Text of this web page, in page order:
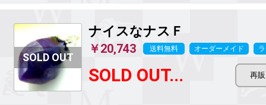
ナイスなナスＦ
￥20,743 送料無料 オーダーメイド
SOLD OUT...